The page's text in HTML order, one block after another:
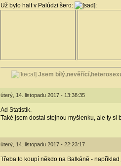
Už bylo halt v Palúdzi šero: :
Jsem
úterý, 14. listopadu 2017 - 13:38:35
Ad Statistik.
Také jsem dostal stejnou myšlenku, ale ty si
úterý, 14. listopadu 2017 - 22:23:17
Třeba to koupí někdo na Balkáně -